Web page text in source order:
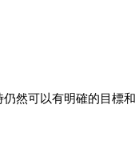
然可以有明確的目標